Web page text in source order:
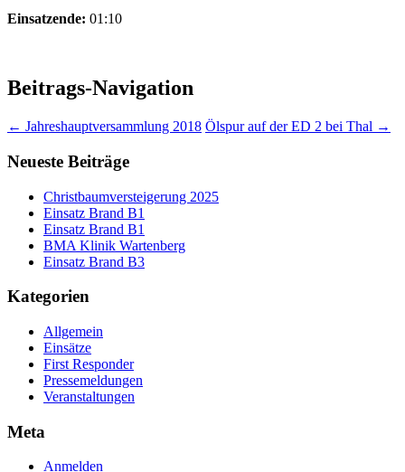
Einsatzende: 01:10
Beitrags-Navigation
← Jahreshauptversammlung 2018 Ölspur auf der ED 2 bei Thal →
Neueste Beiträge
Christbaumversteigerung 2025
Einsatz Brand B1
Einsatz Brand B1
BMA Klinik Wartenberg
Einsatz Brand B3
Kategorien
Allgemein
Einsätze
First Responder
Pressemeldungen
Veranstaltungen
Meta
Anmelden